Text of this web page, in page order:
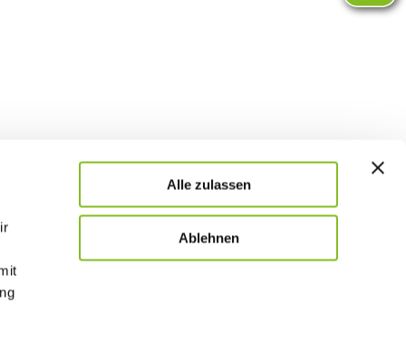
Alle zulassen
Ablehnen